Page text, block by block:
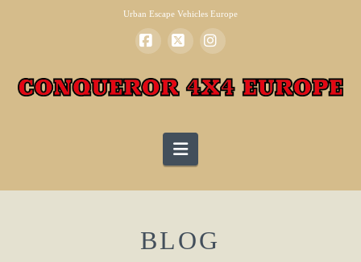
Urban Escape Vehicles Europe
Navigation
BLOG